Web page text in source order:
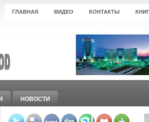
ГЛАВНАЯ ВИДЕО КОНТАКТЫ
НОВОСТИ